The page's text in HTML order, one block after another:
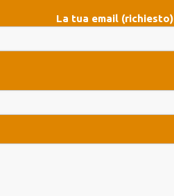
La tua email (richiesto)